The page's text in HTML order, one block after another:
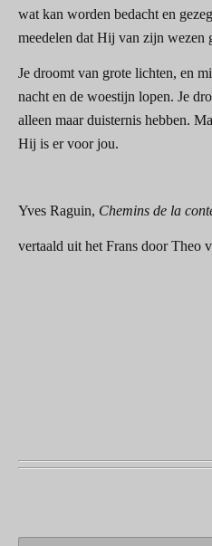
wat kan worden bedacht en
meedelen dat Hij van zijn wezen
Je droomt van grote lichten, en
nacht en de woestijn lopen. Je
alleen maar duisternis hebben.
Hij is er voor jou.
Yves Raguin, Chemins de la
vertaald uit het Frans door Theo